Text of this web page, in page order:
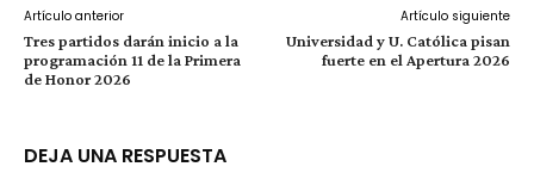
Artículo anterior
Tres partidos darán inicio a la
programación 11 de la Primera
de Honor 2026
Artículo siguiente
Universidad y U. Católica pisan
fuerte en el Apertura 2026
DEJA UNA RESPUESTA